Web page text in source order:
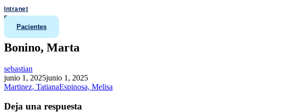
Intranet
Doctores
Pacientes
Bonino, Marta
sebastian
junio 1, 2025junio 1, 2025
Martinez, TatianaEspinosa, Melisa
Deja una respuesta